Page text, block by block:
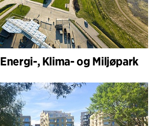
Energi-, Klima- og Miljøpark